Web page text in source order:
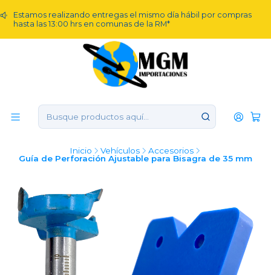
Estamos realizando entregas el mismo día hábil por compras
hasta las 13:00 hrs en comunas de la RM*
Inicio Vehículos
Accesorios
Guía de Perforación Ajustable para Bisagra de 35 mm